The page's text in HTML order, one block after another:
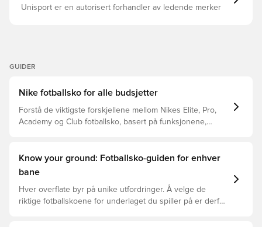
Unisport er en autorisert forhandler av ledende merker
GUIDER
Nike fotballsko for alle budsjetter
Forstå de viktigste forskjellene mellom Nikes Elite, Pro,
Academy og Club fotballsko, basert på funksjonene,
Know your ground: Fotballsko-guiden for enhver
bane
Hver overflate byr på unike utfordringer. Å velge de
riktige fotballskoene for underlaget du spiller på er derfor